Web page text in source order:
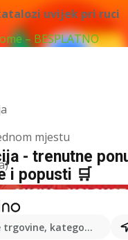
uvijek pri ruci
– BESPLATNO
mjestu
trgovine, kategorije,
- trenutne
i popusti 🛒